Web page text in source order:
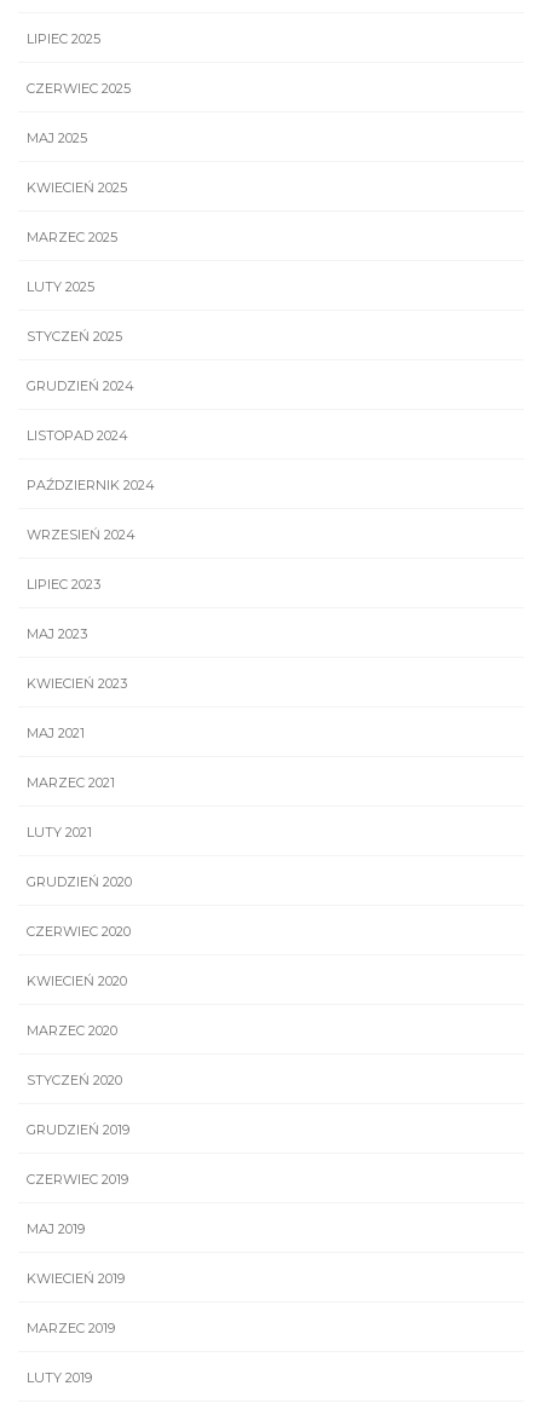
LIPIEC 2025
CZERWIEC 2025
MAJ 2025
KWIECIEŃ 2025
MARZEC 2025
LUTY 2025
STYCZEŃ 2025
GRUDZIEŃ 2024
LISTOPAD 2024
PAŹDZIERNIK 2024
WRZESIEŃ 2024
LIPIEC 2023
MAJ 2023
KWIECIEŃ 2023
MAJ 2021
MARZEC 2021
LUTY 2021
GRUDZIEŃ 2020
CZERWIEC 2020
KWIECIEŃ 2020
MARZEC 2020
STYCZEŃ 2020
GRUDZIEŃ 2019
CZERWIEC 2019
MAJ 2019
KWIECIEŃ 2019
MARZEC 2019
LUTY 2019